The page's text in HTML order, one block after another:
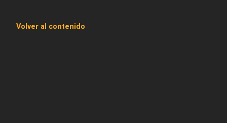
Volver al contenido